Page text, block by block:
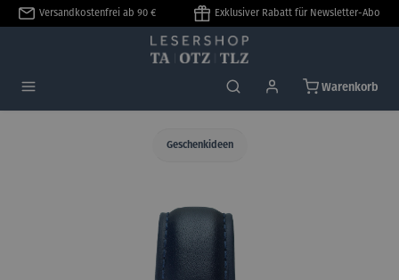
springen
Versandkostenfrei ab 90 € Exklusiver Rabatt für Newsletter-Abo
Warenkorb
Geschenkideen